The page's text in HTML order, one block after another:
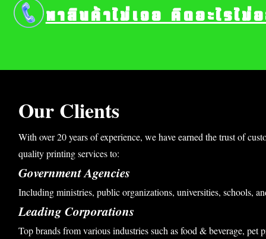
Our Clients
With over 20 years of experience, we have earned the trust of
quality printing services to:
Government Agencies
Including ministries, public organizations, universities, schools,
Leading Corporations
Top brands from various industries such as food & beverage, pet
หาสินค้าไม่เจอ คิดอะไรไ